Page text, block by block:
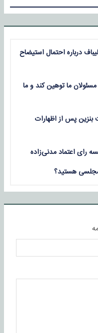
درباره احتمال استیضاح
ما توهین کند و ما
بنزین پس از اظهارات
رای اعتماد مدنی‌زاده
مجلسی هستید؟